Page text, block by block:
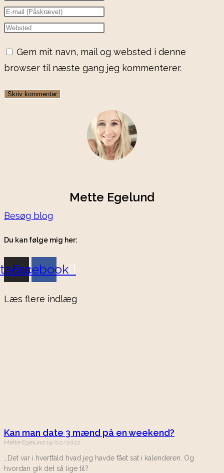
your
name
username
to
comment
Enter
your
address
to
comment
Enter
website
URL
(optional)
Gem mit navn, mail og websted i denne
browser til næste gang jeg kommenterer.
Mette Egelund
Besøg blog
Du kan følge mig her:
Facebook
Læs flere indlæg
Kan man date 3 mænd på en weekend?
Mette Egelund 19/02/2022
…Det var i hvertfald hvad jeg havde fået sat i kalenderen. Og
hvordan gik det så lige til?